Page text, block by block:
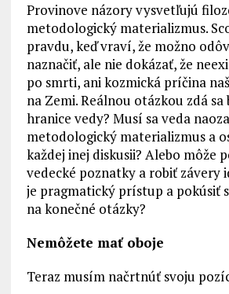
Provinove názory vysvetľujú
metodologický materializmus.
pravdu, keď vraví, že možno
naznačiť, ale nie dokázať, že
po smrti, ani kozmická príčina
na Zemi. Reálnou otázkou zdá sa
hranice vedy? Musí sa veda
metodologický materializmus a
každej inej diskusii? Alebo môže
vedecké poznatky a robiť závery
je pragmatický prístup a pokúsiť
na konečné otázky?
Nemôžete mať oboje
Teraz musím načrtnúť svoju